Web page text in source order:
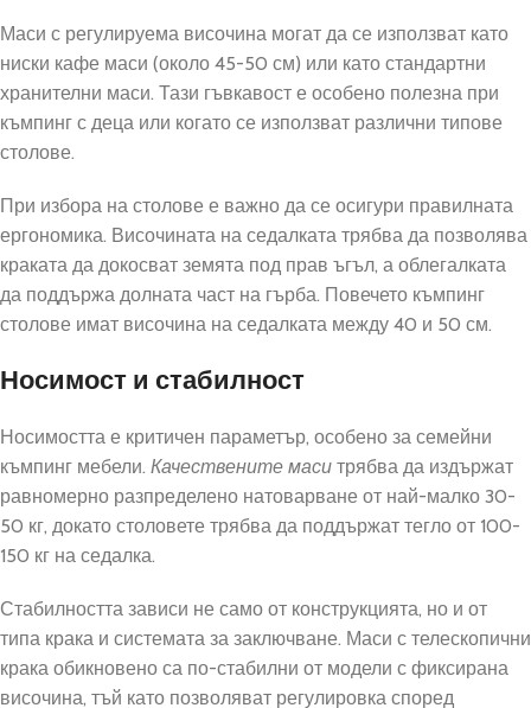
Маси с регулируема височина могат да се използват като
ниски кафе маси (около 45-50 см) или като стандартни
хранителни маси. Тази гъвкавост е особено полезна при
къмпинг с деца или когато се използват различни типове
столове.
При избора на столове е важно да се осигури правилната
ергономика. Височината на седалката трябва да позволява
краката да докосват земята под прав ъгъл, а облегалката
да поддържа долната част на гърба. Повечето къмпинг
столове имат височина на седалката между 40 и 50 см.
Носимост и стабилност
Носимостта е критичен параметър, особено за семейни
къмпинг мебели. Качествените маси трябва да издържат
равномерно разпределено натоварване от най-малко 30-
50 кг, докато столовете трябва да поддържат тегло от 100-
150 кг на седалка.
Стабилността зависи не само от конструкцията, но и от
типа крака и системата за заключване. Маси с телескопични
крака обикновено са по-стабилни от модели с фиксирана
височина, тъй като позволяват регулировка според